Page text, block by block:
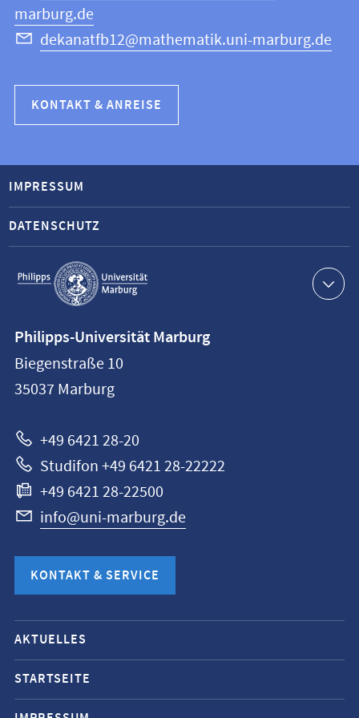
marburg.de
dekanatfb12@mathematik.uni-marburg.de
KONTAKT & ANREISE
Service-
Navigation
IMPRESSUM
DATENSCHUTZ
Philipps-
Universität
Marburg
Philipps-Universität Marburg
Biegenstraße 10
35037 Marburg
+49 6421 28-20
Studifon +49 6421 28-22222
+49 6421 28-22500
info@uni-marburg.de
KONTAKT & SERVICE
Mobile-
Service-
Navigation
und
AKTUELLES
STARTSEITE